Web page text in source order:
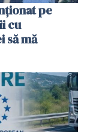
pe
cu
să mă